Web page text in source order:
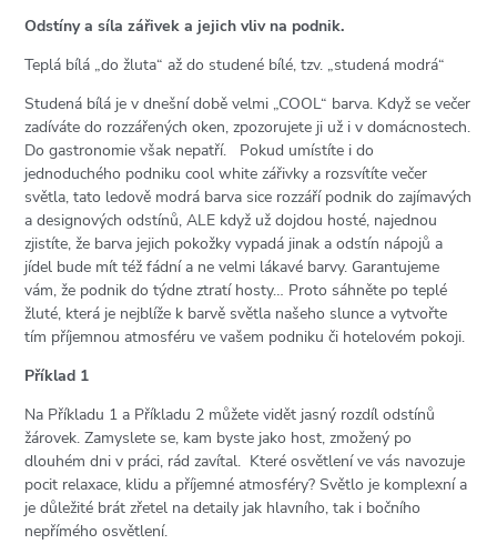
Odstíny a síla zářivek a jejich vliv na podnik.
Teplá bílá „do žluta“ až do studené bílé, tzv. „studená modrá“
Studená bílá je v dnešní době velmi „COOL“ barva. Když se večer
zadíváte do rozzářených oken, zpozorujete ji už i v domácnostech.
Do gastronomie však nepatří. Pokud umístíte i do
jednoduchého podniku cool white zářivky a rozsvítíte večer
světla, tato ledově modrá barva sice rozzáří podnik do zajímavých
a designových odstínů, ALE když už dojdou hosté, najednou
zjistíte, že barva jejich pokožky vypadá jinak a odstín nápojů a
jídel bude mít též fádní a ne velmi lákavé barvy. Garantujeme
vám, že podnik do týdne ztratí hosty… Proto sáhněte po teplé
žluté, která je nejblíže k barvě světla našeho slunce a vytvořte
tím příjemnou atmosféru ve vašem podniku či hotelovém pokoji.
Příklad 1
Na Příkladu 1 a Příkladu 2 můžete vidět jasný rozdíl odstínů
žárovek. Zamyslete se, kam byste jako host, zmožený po
dlouhém dni v práci, rád zavítal. Které osvětlení ve vás navozuje
pocit relaxace, klidu a příjemné atmosféry? Světlo je komplexní a
je důležité brát zřetel na detaily jak hlavního, tak i bočního
nepřímého osvětlení.